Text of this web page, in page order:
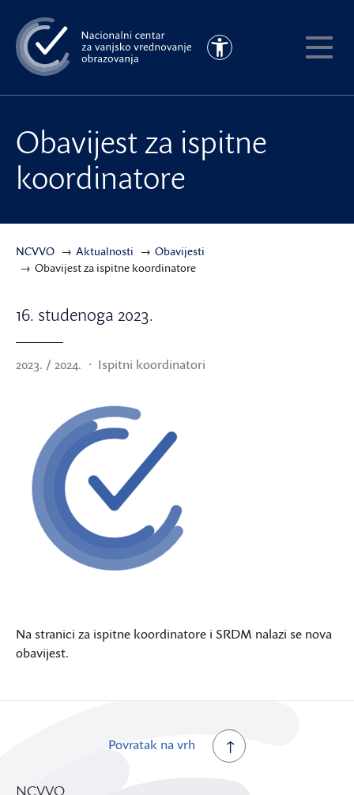
na
glavni
sadržaj
Pristupačnost
Obavijest za ispitne
koordinatore
NCVVO Aktualnosti
Obavijesti
Obavijest za ispitne koordinatore
16. studenoga 2023.
2023. / 2024. Ispitni koordinatori
Na stranici za ispitne koordinatore i SRDM nalazi se nova
obavijest.
Povratak na vrh
NCVVO